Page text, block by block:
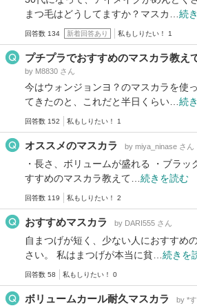
まつ毛はどうしてますか？マスカ… 続
回答数 134 新着回答あり 私もしりたい！ 1
プチプラでおすすめのマスカラ教え
by M8830 さん
今はウォンジョンヨ？のマスカラを使
てきたのと、これだと半日くらい… 続
回答数 152 私もしりたい！ 1
オススメのマスカラ by miya_ninase さん
・長さ、ボリュームが盛れる ・ブラッ
すすめのマスカラ教えて… 続きを読む
回答数 119 私もしりたい！ 2
おすすめマスカラ by DARI555 さん
自まつげが短く、少ない人におすすめ
さい。 私はまつげが本当に貧… 続きを
回答数 58 私もしりたい！ 0
ボリュームカール耐久マスカラ by *